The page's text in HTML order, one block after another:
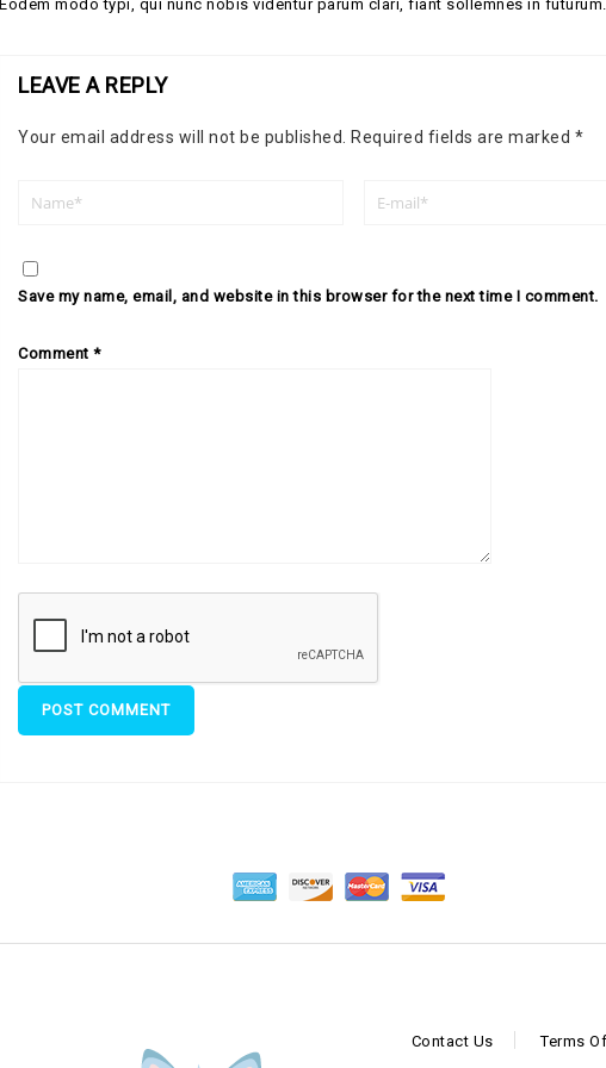
Eodem modo typi, qui nunc nobis videntur parum clari, fiant sollemnes in futurum.
LEAVE A REPLY
Your email address will not be published. Required fields are marked *
Save my name, email, and website in this browser for the next time I comment.
Comment *
Contact Us Terms